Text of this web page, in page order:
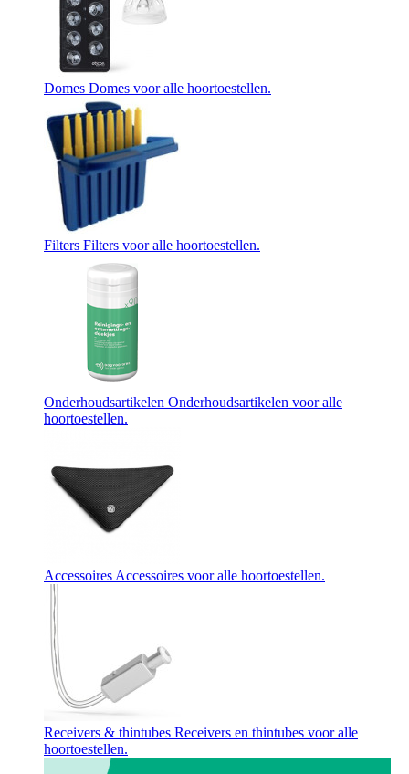
Domes Domes voor alle hoortoestellen.
Filters Filters voor alle hoortoestellen.
Onderhoudsartikelen Onderhoudsartikelen voor alle
hoortoestellen.
Accessoires Accessoires voor alle hoortoestellen.
Receivers & thintubes Receivers en thintubes voor alle
hoortoestellen.